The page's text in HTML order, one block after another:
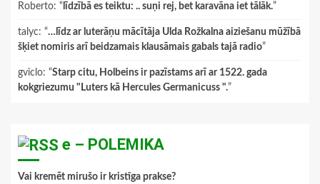
Roberto: “ līdzībā es teiktu: .. suņi rej, bet karavāna iet tālāk.”
talyc: “…līdz ar luterāņu mācītāja Ulda Rožkalna aiziešanu mūžībā
šķiet nomiris arī beidzamais klausāmais gabals tajā radio”
gviclo: “Starp citu, Holbeins ir pazīstams arī ar 1522. gada
kokgriezumu "Luters kā Hercules Germanicuss ".”
e – POLEMIKA
Vai kremēt mirušo ir kristīga prakse?